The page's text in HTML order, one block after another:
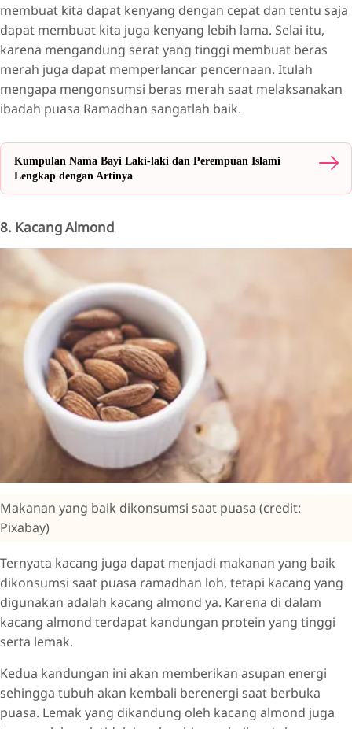
membuat kita dapat kenyang dengan cepat dan tentu saja
dapat membuat kita juga kenyang lebih lama. Selai itu,
karena mengandung serat yang tinggi membuat beras
merah juga dapat memperlancar pencernaan. Itulah
mengapa mengonsumsi beras merah saat melaksanakan
ibadah puasa Ramadhan sangatlah baik.
Kumpulan Nama Bayi Laki-laki dan Perempuan Islami
Lengkap dengan Artinya
8. Kacang Almond
Makanan yang baik dikonsumsi saat puasa (credit:
Pixabay)
Ternyata kacang juga dapat menjadi makanan yang baik
dikonsumsi saat puasa ramadhan loh, tetapi kacang yang
digunakan adalah kacang almond ya. Karena di dalam
kacang almond terdapat kandungan protein yang tinggi
serta lemak.
Kedua kandungan ini akan memberikan asupan energi
sehingga tubuh akan kembali berenergi saat berbuka
puasa. Lemak yang dikandung oleh kacang almond juga